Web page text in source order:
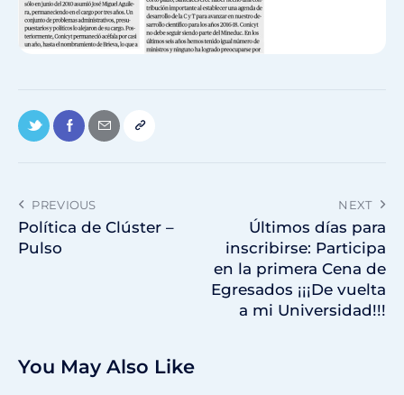
PREVIOUS
Política de Clúster –
Pulso
NEXT
Últimos días para
inscribirse: Participa
en la primera Cena de
Egresados ¡¡¡De vuelta
a mi Universidad!!!
You May Also Like